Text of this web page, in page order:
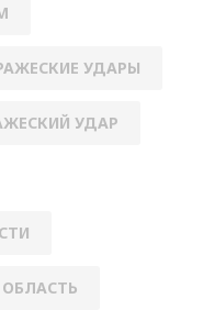
УДАРЫ
УДАР
ОБЛАСТЬ